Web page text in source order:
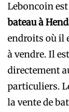
Leboncoin
bateau à
endroits où il
à vendre. Il
directement
particuliers.
la vente de